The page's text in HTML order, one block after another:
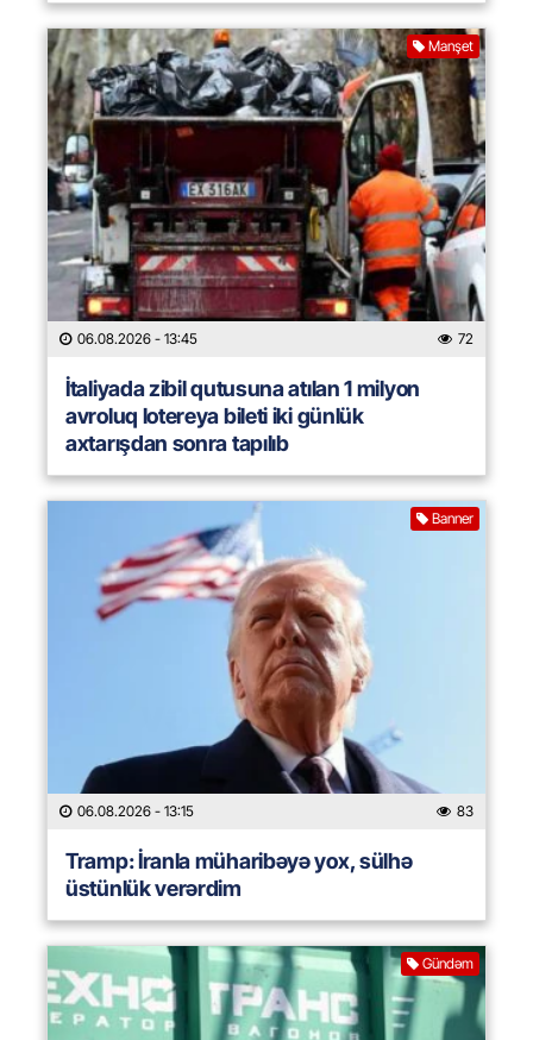
Manşet
06.08.2026 - 13:45 72
İtaliyada zibil qutusuna atılan 1 milyon
avroluq lotereya bileti iki günlük
axtarışdan sonra tapılıb
Banner
06.08.2026 - 13:15 83
Tramp: İranla müharibəyə yox, sülhə
üstünlük verərdim
Gündəm